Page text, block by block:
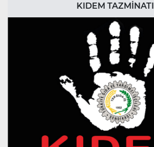
KIDEM TAZMİNATI